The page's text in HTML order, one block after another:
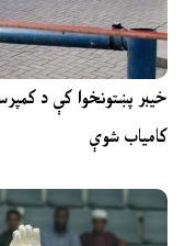
خیبر پښتونخوا کې د
کامیاب شوې